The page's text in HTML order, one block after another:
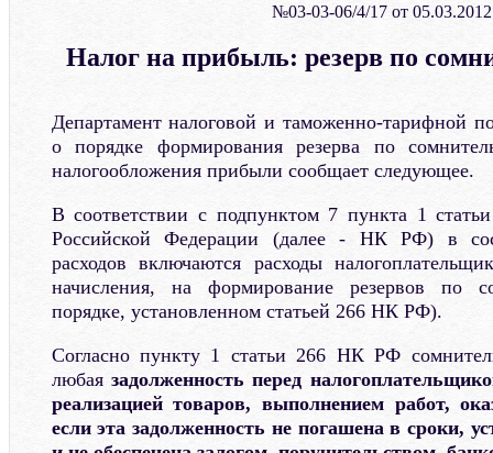
№03-03-06/4/17 от 05.03.2012
Налог на прибыль: резерв по
Департамент налоговой и таможенно-тарифной
о порядке формирования резерва по
налогообложения прибыли сообщает следующее.
В соответствии с подпунктом 7 пункта 1
Российской Федерации (далее - НК РФ) в
расходов включаются расходы
начисления, на формирование резервов по
порядке, установленном статьей 266 НК РФ).
Согласно пункту 1 статьи 266 НК РФ
любая задолженность перед
реализацией товаров, выполнением работ,
если эта задолженность не погашена в сроки,